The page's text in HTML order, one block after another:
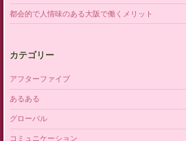
都会的で人情味のある大阪で働くメリット
カテゴリー
アフターファイブ
あるある
グローバル
コミュニケーション